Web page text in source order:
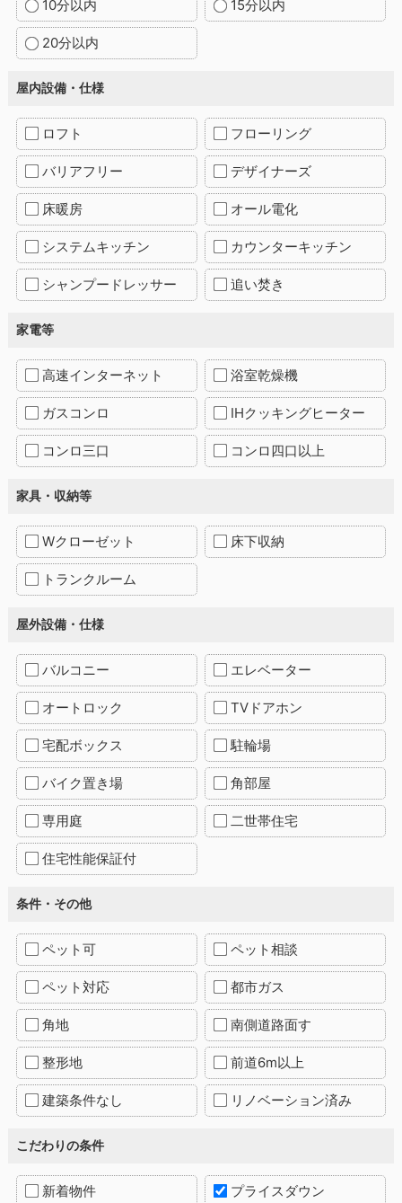
10分以内 15分以内
20分以内
屋内設備・仕様
ロフト フローリング
バリアフリー デザイナーズ
床暖房 オール電化
システムキッチン カウンターキッチン
シャンプードレッサー 追い焚き
家電等
高速インターネット 浴室乾燥機
ガスコンロ IHクッキングヒーター
コンロ三口 コンロ四口以上
家具・収納等
Wクローゼット 床下収納
トランクルーム
屋外設備・仕様
バルコニー エレベーター
オートロック TVドアホン
宅配ボックス 駐輪場
バイク置き場 角部屋
専用庭 二世帯住宅
住宅性能保証付
条件・その他
ペット可 ペット相談
ペット対応 都市ガス
角地 南側道路面す
整形地 前道6m以上
建築条件なし リノベーション済み
こだわりの条件
新着物件 プライスダウン